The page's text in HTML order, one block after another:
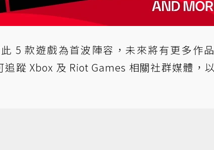
5 款遊戲為首波陣容，未來將有更多作
蹤 Xbox 及 Riot Games 相關社群媒體，